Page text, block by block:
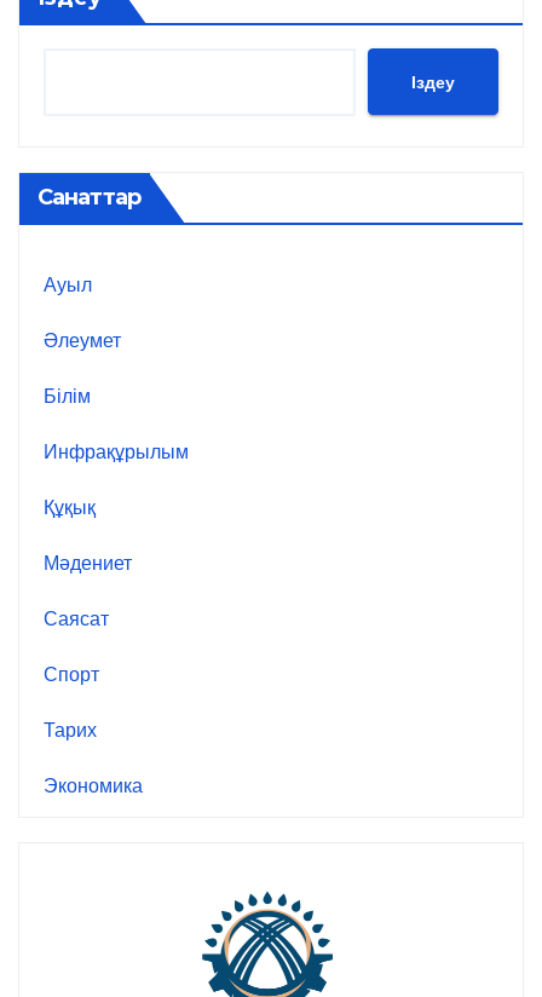
Іздеу
Санаттар
Ауыл
Әлеумет
Білім
Инфрақұрылым
Құқық
Мәдениет
Саясат
Спорт
Тарих
Экономика